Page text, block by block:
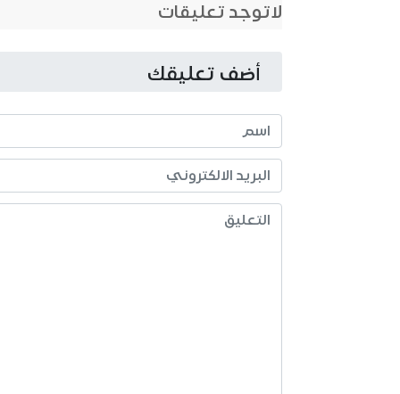
لاتوجد تعليقات
أضف تعليقك